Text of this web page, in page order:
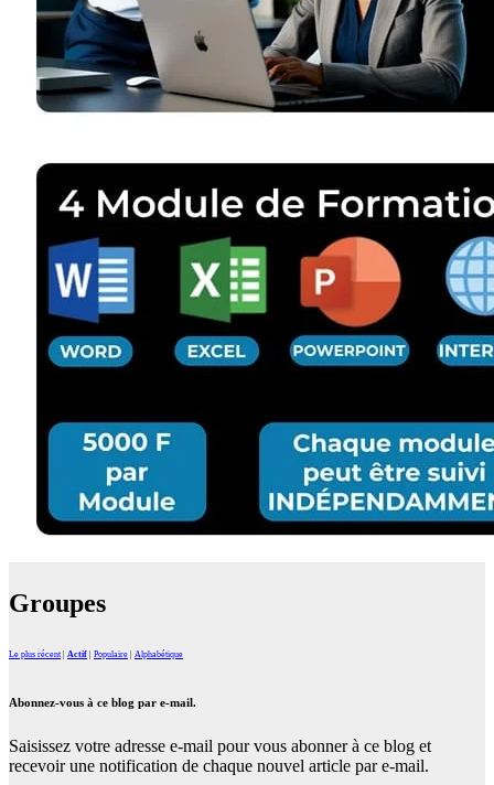
Groupes
Le plus récent Actif Populaire Alphabétique
Abonnez-vous à ce blog par e-mail.
Saisissez votre adresse e-mail pour vous abonner à ce blog et
recevoir une notification de chaque nouvel article par e-mail.